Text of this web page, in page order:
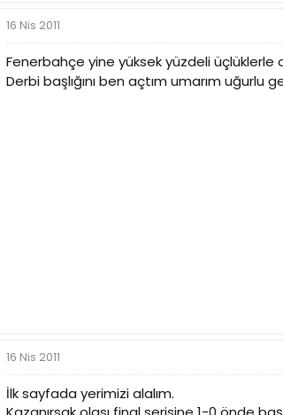
16 Nis 2011
Fenerbahçe yine yüksek yüzdeli üçlüklerle
Derbi başlığını ben açtım umarım uğurlu
16 Nis 2011
İlk sayfada yerimizi alalım.